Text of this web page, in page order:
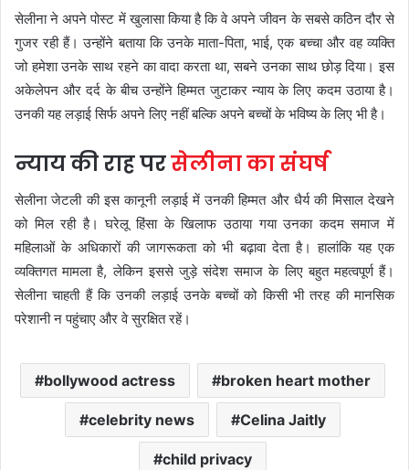
सेलीना ने अपने पोस्ट में खुलासा किया है कि वे अपने जीवन के सबसे कठिन दौर से
गुजर रही हैं। उन्होंने बताया कि उनके माता-पिता, भाई, एक बच्चा और वह व्यक्ति
जो हमेशा उनके साथ रहने का वादा करता था, सबने उनका साथ छोड़ दिया। इस
अकेलेपन और दर्द के बीच उन्होंने हिम्मत जुटाकर न्याय के लिए कदम उठाया है।
उनकी यह लड़ाई सिर्फ अपने लिए नहीं बल्कि अपने बच्चों के भविष्य के लिए भी है।
न्याय की राह परसेलीना का संघर्ष
सेलीना जेटली की इस कानूनी लड़ाई में उनकी हिम्मत और धैर्य की मिसाल देखने
को मिल रही है। घरेलू हिंसा के खिलाफ उठाया गया उनका कदम समाज में
महिलाओं के अधिकारों की जागरूकता को भी बढ़ावा देता है। हालांकि यह एक
व्यक्तिगत मामला है, लेकिन इससे जुड़े संदेश समाज के लिए बहुत महत्वपूर्ण हैं।
सेलीना चाहती हैं कि उनकी लड़ाई उनके बच्चों को किसी भी तरह की मानसिक
परेशानी न पहुंचाए और वे सुरक्षित रहें।
bollywood actress broken heart mother
celebrity news Celina Jaitly
child privacy